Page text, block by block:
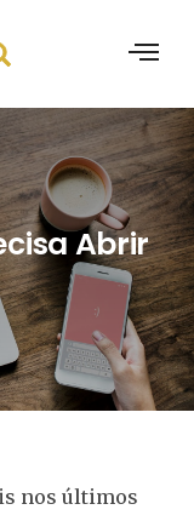
Abrir
nos últimos